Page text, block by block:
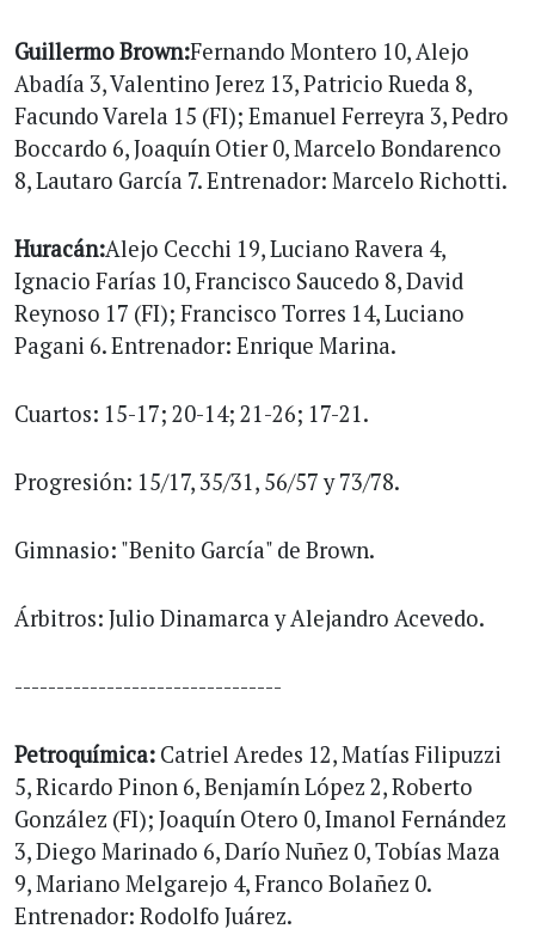
Guillermo Brown:Fernando Montero 10, Alejo
Abadía 3, Valentino Jerez 13, Patricio Rueda 8,
Facundo Varela 15 (FI); Emanuel Ferreyra 3, Pedro
Boccardo 6, Joaquín Otier 0, Marcelo Bondarenco
8, Lautaro García 7. Entrenador: Marcelo Richotti.
Huracán:Alejo Cecchi 19, Luciano Ravera 4,
Ignacio Farías 10, Francisco Saucedo 8, David
Reynoso 17 (FI); Francisco Torres 14, Luciano
Pagani 6. Entrenador: Enrique Marina.
Cuartos: 15-17; 20-14; 21-26; 17-21.
Progresión: 15/17, 35/31, 56/57 y 73/78.
Gimnasio: "Benito García" de Brown.
Árbitros: Julio Dinamarca y Alejandro Acevedo.
--------------------------------
Petroquímica: Catriel Aredes 12, Matías Filipuzzi
5, Ricardo Pinon 6, Benjamín López 2, Roberto
González (FI); Joaquín Otero 0, Imanol Fernández
3, Diego Marinado 6, Darío Nuñez 0, Tobías Maza
9, Mariano Melgarejo 4, Franco Bolañez 0.
Entrenador: Rodolfo Juárez.